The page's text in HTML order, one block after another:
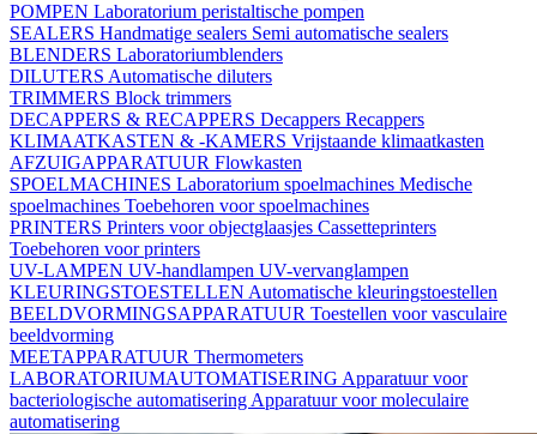
POMPEN Laboratorium peristaltische pompen
SEALERS Handmatige sealers Semi automatische sealers
BLENDERS Laboratoriumblenders
DILUTERS Automatische diluters
TRIMMERS Block trimmers
DECAPPERS & RECAPPERS Decappers Recappers
KLIMAATKASTEN & -KAMERS Vrijstaande klimaatkasten
AFZUIGAPPARATUUR Flowkasten
SPOELMACHINES Laboratorium spoelmachines Medische
spoelmachines Toebehoren voor spoelmachines
PRINTERS Printers voor objectglaasjes Cassetteprinters
Toebehoren voor printers
UV-LAMPEN UV-handlampen UV-vervanglampen
KLEURINGSTOESTELLEN Automatische kleuringstoestellen
BEELDVORMINGSAPPARATUUR Toestellen voor vasculaire
beeldvorming
MEETAPPARATUUR Thermometers
LABORATORIUMAUTOMATISERING Apparatuur voor
bacteriologische automatisering Apparatuur voor moleculaire
automatisering